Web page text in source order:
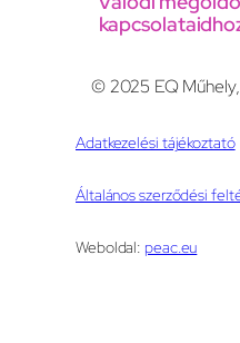
© 2025 EQ
Adatkezelési tájékoztató
Általános szerződési
Weboldal: peac.eu